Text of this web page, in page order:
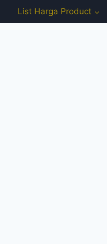
List Harga Product